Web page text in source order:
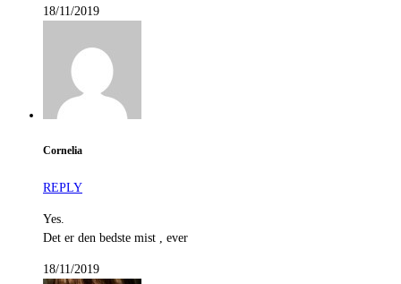
18/11/2019
Cornelia
REPLY
Yes.
Det er den bedste mist , ever
18/11/2019